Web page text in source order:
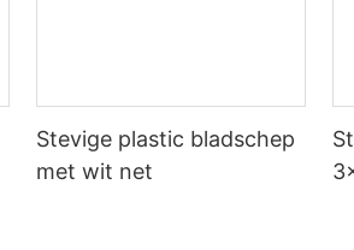
Stevige plastic bladschep
met wit net